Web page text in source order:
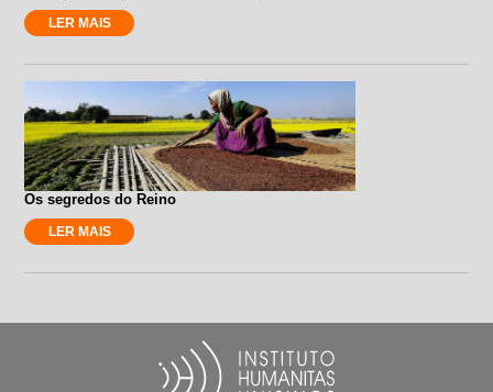
LER MAIS
Os segredos do Reino
LER MAIS